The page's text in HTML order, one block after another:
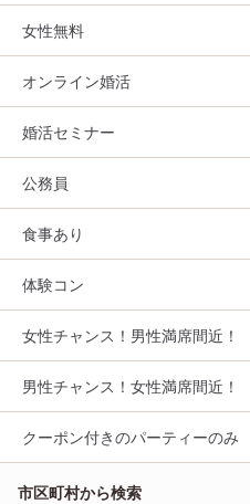
女性無料
オンライン婚活
婚活セミナー
公務員
食事あり
体験コン
女性チャンス！男性満席間近！
男性チャンス！女性満席間近！
クーポン付きのパーティーのみ
市区町村から検索